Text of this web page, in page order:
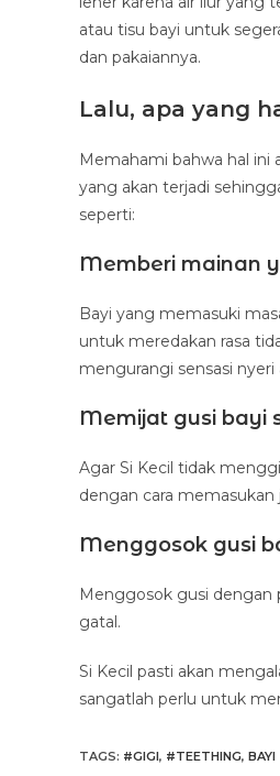
atau tisu bayi untuk
dan pakaiannya.
Lalu, apa yang
Memahami bahwa hal ini
yang akan terjadi
seperti:
Memberi mainan
Bayi yang memasuki
untuk meredakan rasa
mengurangi sensasi
Memijat gusi bayi
Agar Si Kecil tidak
dengan cara
Menggosok gusi
Menggosok gusi dengan
gatal.
Si Kecil pasti akan
sangatlah perlu untuk
TAGS: #GIGI, #TEETHING, BAYI